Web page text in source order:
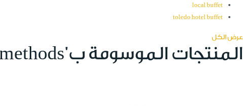
local buffet
toledo hotel buffet
عرض الكل
المنتجات الموسومة ب 'payment methods'